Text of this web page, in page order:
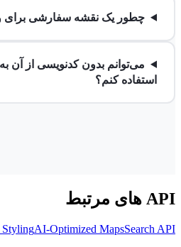
چطور یک نقشه سفارشی برای
می‌توانم بدون کدنویسی از آن
استفاده کنم؟
API های مرتبط
AI-Optimized MapsSearch API